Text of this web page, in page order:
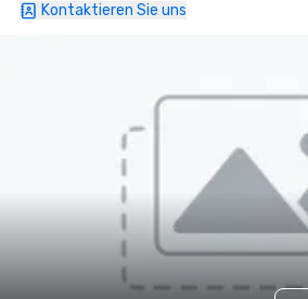
Kontaktieren Sie uns